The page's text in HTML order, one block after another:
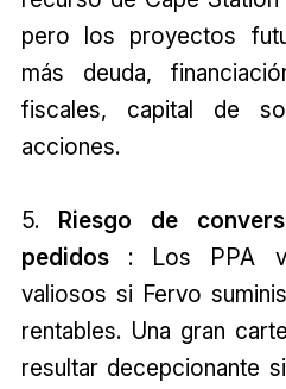
pero los proyectos
más deuda,
fiscales, capital de
acciones.
5.
Riesgo de
pedidos: Los PPA
valiosos si Fervo
rentables. Una gran
resultar decepcionante